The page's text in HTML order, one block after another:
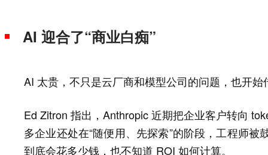
AI 迎合了“商业白痴”
AI 太贵，不只是云厂商和模型公司的问题，也开始
Ed Zitron 指出，Anthropic 近期把企业客户转向
多企业还处在“随便用、先探索”的阶段，工程师
到底会花多少钱，也不知道 ROI 如何计算。